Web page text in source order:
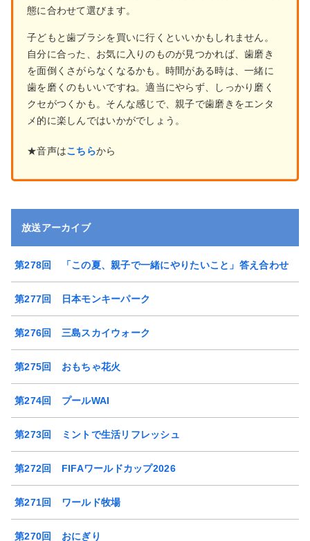
態に合わせて選びます。
子どもと歯ブラシを買いに行くといいかもしれません。
自分に合った、お気に入りのものが見つかれば、歯磨き
を面倒くさがらなくなるかも。時間がある時は、一緒に
歯を磨くのもいいですね。適当にやらず、しっかり磨く
クセがつくかも。そんな感じで、親子で歯磨きをエンタ
メ的に楽しんではいかがでしょう。
★音声はこちらから
放送アーカイブ
第278回 「この夏、親子で一緒にやりたいこと」答え合わせ
第277回 日本モンキーパーク
第276回 三島スカイウォーク
第275回 おもちゃ花火
第274回 プールWAI
第273回 ミントで生活リフレッシュ
第272回 FIFAワールドカップ2026
第271回 ワールド牧場
第270回 おにぎり